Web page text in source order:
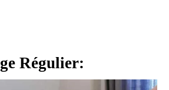
Régulier: